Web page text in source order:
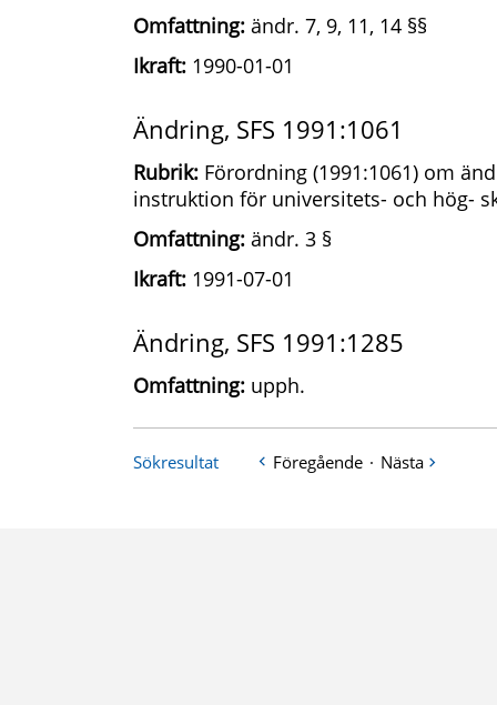
Omfattning: ändr. 7, 9, 11, 14 §§
Ikraft: 1990-01-01
Ändring, SFS 1991:1061
Rubrik: Förordning (1991:1061) om
instruktion för universitets- och hög-
Omfattning: ändr. 3 §
Ikraft: 1991-07-01
Ändring, SFS 1991:1285
Omfattning: upph.
Sökresultat Föregående · Nästa